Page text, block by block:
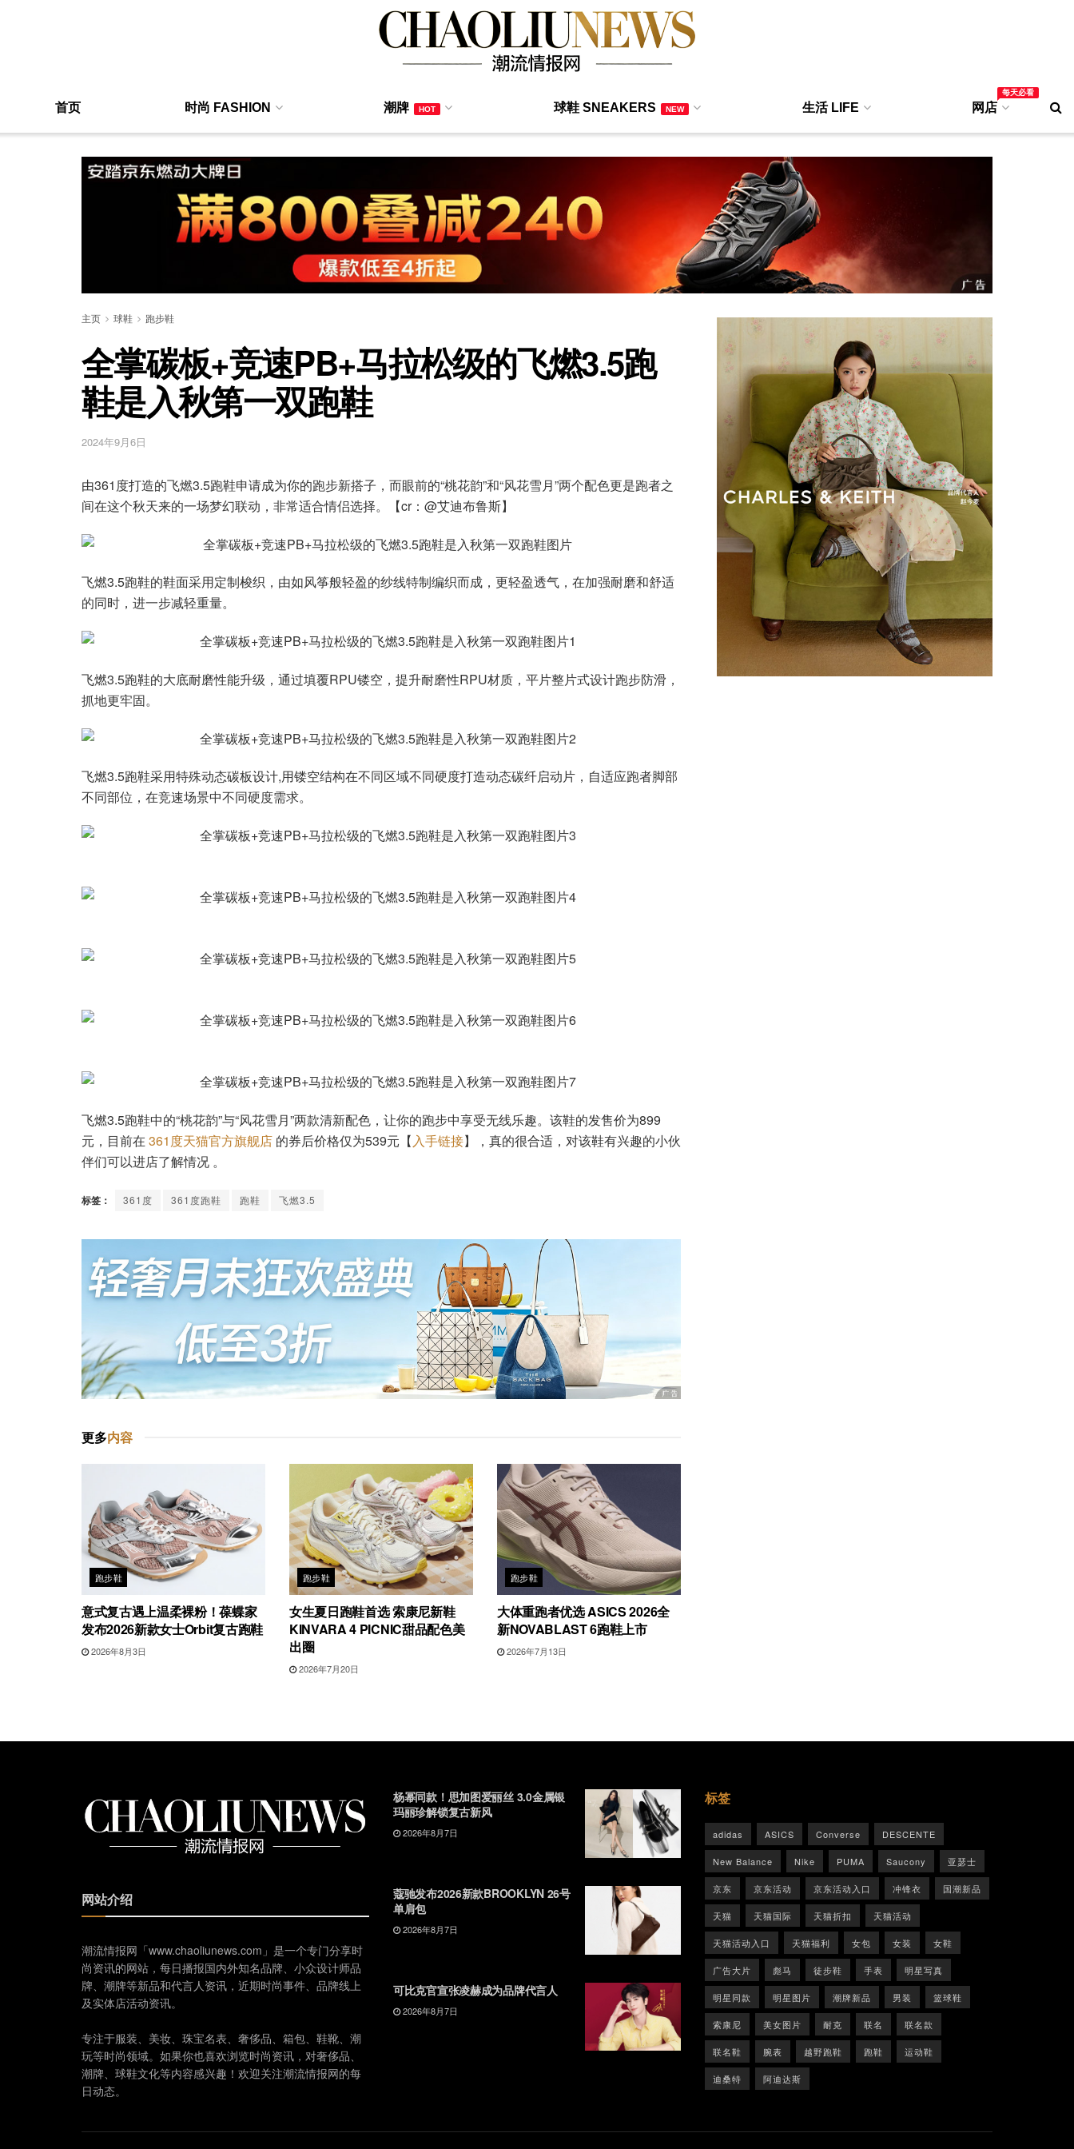
首页 时尚 FASHION 潮牌 HOT 球鞋 SNEAKERS NEW 生活 LIFE 网店
每天必看
主页 球鞋 跑步鞋
全掌碳板+竞速PB+马拉松级的飞燃3.5跑
鞋是入秋第一双跑鞋
2024年9月6日
由361度打造的飞燃3.5跑鞋申请成为你的跑步新搭子，而眼前的“桃花韵”和“风花雪月”两个配色更是跑者之
间在这个秋天来的一场梦幻联动，非常适合情侣选择。【cr：@艾迪布鲁斯】
飞燃3.5跑鞋的鞋面采用定制梭织，由如风筝般轻盈的纱线特制编织而成，更轻盈透气，在加强耐磨和舒适
的同时，进一步减轻重量。
飞燃3.5跑鞋的大底耐磨性能升级，通过填覆RPU镂空，提升耐磨性RPU材质，平片整片式设计跑步防滑，
抓地更牢固。
飞燃3.5跑鞋采用特殊动态碳板设计,用镂空结构在不同区域不同硬度打造动态碳纤启动片，自适应跑者脚部
不同部位，在竞速场景中不同硬度需求。
飞燃3.5跑鞋中的“桃花韵”与“风花雪月”两款清新配色，让你的跑步中享受无线乐趣。该鞋的发售价为899
元，目前在 361度天猫官方旗舰店 的券后价格仅为539元【入手链接】，真的很合适，对该鞋有兴趣的小伙
伴们可以进店了解情况 。
标签： 361度 361度跑鞋 跑鞋 飞燃3.5
更多内容
跑步鞋
意式复古遇上温柔裸粉！葆蝶家
发布2026新款女士Orbit复古跑鞋
2026年8月3日
跑步鞋
女生夏日跑鞋首选 索康尼新鞋
KINVARA 4 PICNIC甜品配色美
出圈
2026年7月20日
跑步鞋
大体重跑者优选 ASICS 2026全
新NOVABLAST 6跑鞋上市
2026年7月13日
网站介绍
潮流情报网「www.chaoliunews.com」是一个专门分享时
尚资讯的网站，每日播报国内外知名品牌、小众设计师品
牌、潮牌等新品和代言人资讯，近期时尚事件、品牌线上
及实体店活动资讯。
专注于服装、美妆、珠宝名表、奢侈品、箱包、鞋靴、潮
玩等时尚领域。如果你也喜欢浏览时尚资讯，对奢侈品、
潮牌、球鞋文化等内容感兴趣！欢迎关注潮流情报网的每
日动态。
杨幂同款！思加图爱丽丝 3.0金属银
玛丽珍解锁复古新风
2026年8月7日
蔻驰发布2026新款BROOKLYN 26号
单肩包
2026年8月7日
可比克官宣张凌赫成为品牌代言人
2026年8月7日
标签
adidas ASICS Converse DESCENTE
New Balance Nike PUMA Saucony 亚瑟士
京东 京东活动 京东活动入口 冲锋衣 国潮新品
天猫 天猫国际 天猫折扣 天猫活动
天猫活动入口 天猫福利 女包 女装 女鞋
广告大片 彪马 徒步鞋 手表 明星写真
明星同款 明星图片 潮牌新品 男装 篮球鞋
索康尼 美女图片 耐克 联名 联名款
联名鞋 腕表 越野跑鞋 跑鞋 运动鞋
迪桑特 阿迪达斯